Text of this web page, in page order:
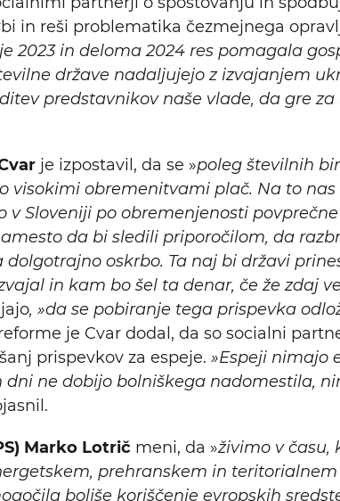
in reši problematika čezmejnega
2023 in deloma 2024 res pomagala
države nadaljujejo z izvajanjem
predstavnikov naše vlade, da gre
je izpostavil, da se »poleg številnih
visokimi obremenitvami plač. Na to nas
Sloveniji po obremenjenosti
da bi sledili priporočilom, da
oskrbo. Ta naj bi državi
in kam bo šel ta denar, če že zdaj
, »da se pobiranje tega prispevka
je Cvar dodal, da so socialni
prispevkov za espeje. »Espeji nimajo
ne dobijo bolniškega nadomestila,
Marko Lotrič meni, da »živimo v času,
prehranskem in teritorialnem
boljše koriščenje evropskih